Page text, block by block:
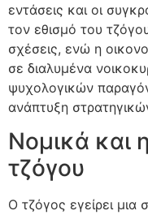
εντάσεις και οι
τον εθισμό του
σχέσεις, ενώ η
σε διαλυμένα
ψυχολογικών
ανάπτυξη
Νομικά και
τζόγου
Ο τζόγος εγείρει μια